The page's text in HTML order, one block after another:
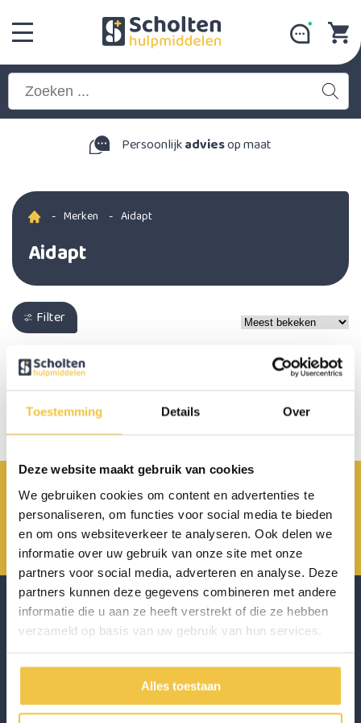
Toestemming Details Over
Deze website maakt gebruik van cookies
We gebruiken cookies om content en advertenties te
personaliseren, om functies voor social media te bieden
en om ons websiteverkeer te analyseren. Ook delen we
informatie over uw gebruik van onze site met onze
partners voor social media, adverteren en analyse. Deze
partners kunnen deze gegevens combineren met andere
informatie die u aan ze heeft verstrekt of die ze hebben
verzameld op basis van uw gebruik van hun services.
Alles toestaan
Persoonlijkadviesop maat
- Merken - Aidapt
Aidapt
Filter
Geen producten gevonden!
info@scholten-hulpmiddelen.nl
0485 800 814
Achterbroek 15 6596 MP Milsbeek
hoogwaardige hulpmiddelen die de zelfstandigheid en levenskwaliteit
van de klant bevorderd. Met focus op kwaliteit en persoonlijke service,